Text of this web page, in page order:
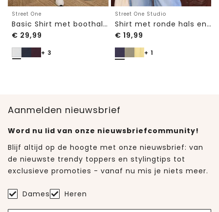
Street One
Basic Shirt met boothals en elastische zoom
€ 29,99
+ 3
Street One Studio
Shirt met ronde hals en geborduurd detail
€ 19,99
+ 1
Aanmelden nieuwsbrief
Word nu lid van onze nieuwsbriefcommunity!
Blijf altijd op de hoogte met onze nieuwsbrief: van
de nieuwste trendy toppers en stylingtips tot
exclusieve promoties - vanaf nu mis je niets meer.
Dames Heren